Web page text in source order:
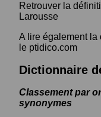
Retrouver la
Larousse
A lire également la
le ptidico.com
Dictionnaire
Classement par
synonymes